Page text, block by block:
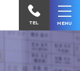
TEL MENU